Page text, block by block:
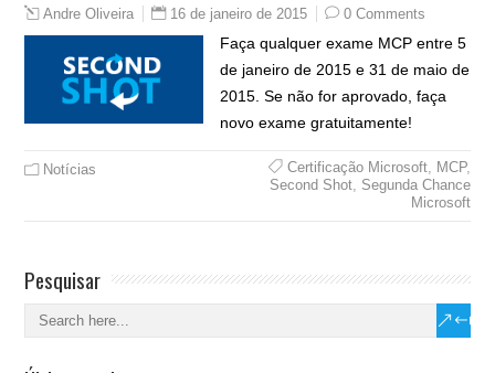
Andre Oliveira 16 de janeiro de 2015 0 Comments
Faça qualquer exame MCP entre 5
de janeiro de 2015 e 31 de maio de
2015. Se não for aprovado, faça
novo exame gratuitamente!
Notícias Certificação Microsoft, MCP,
Second Shot, Segunda Chance
Microsoft
Pesquisar